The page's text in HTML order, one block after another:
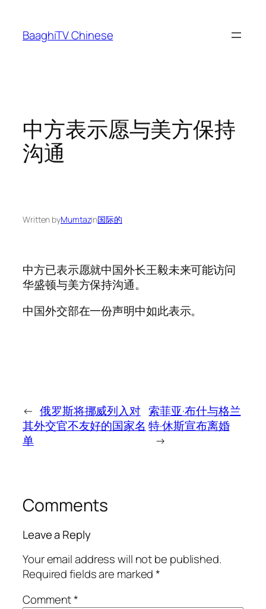
content
BaaghiTV Chinese
中方表示愿与美方保持
沟通
Written byMumtazin国际的
中方已表示愿就中国外长王毅未来可能访问
华盛顿与美方保持沟通。
中国外交部在一份声明中如此表示。
← 俄罗斯将挪威列入对
其外交官不友好的国家名
单
索菲亚·布什与格兰
特·休斯宣布离婚
→
Comments
Leave a Reply
Your email address will not be published.
Required fields are marked*
Comment*